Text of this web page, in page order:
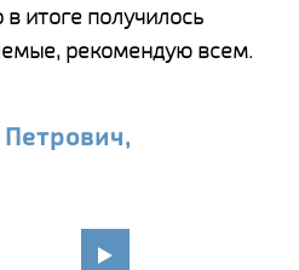
итоге получилось
рекомендую всем.